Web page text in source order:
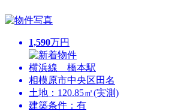
1,590万円
横浜線 橋本駅
相模原市中央区田名
土地：120.85㎡(実測)
建築条件：有